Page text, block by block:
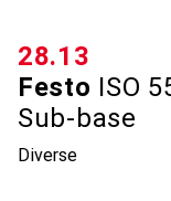
Festo ISO
Sub-base
Diverse
CHF
28.13